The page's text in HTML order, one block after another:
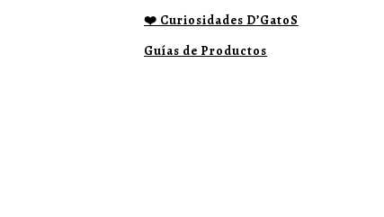
❤️ Curiosidades D’GatoS
Guías de Productos